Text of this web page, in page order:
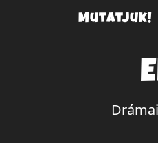
Mutatjuk!